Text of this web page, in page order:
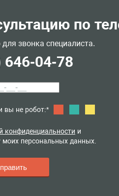
по
звонка специалиста.
646-04-78
вы не робот:*
конфиденциальности и
моих персональных данных.